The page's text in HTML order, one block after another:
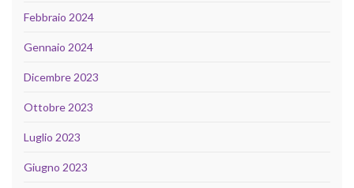
Febbraio 2024
Gennaio 2024
Dicembre 2023
Ottobre 2023
Luglio 2023
Giugno 2023